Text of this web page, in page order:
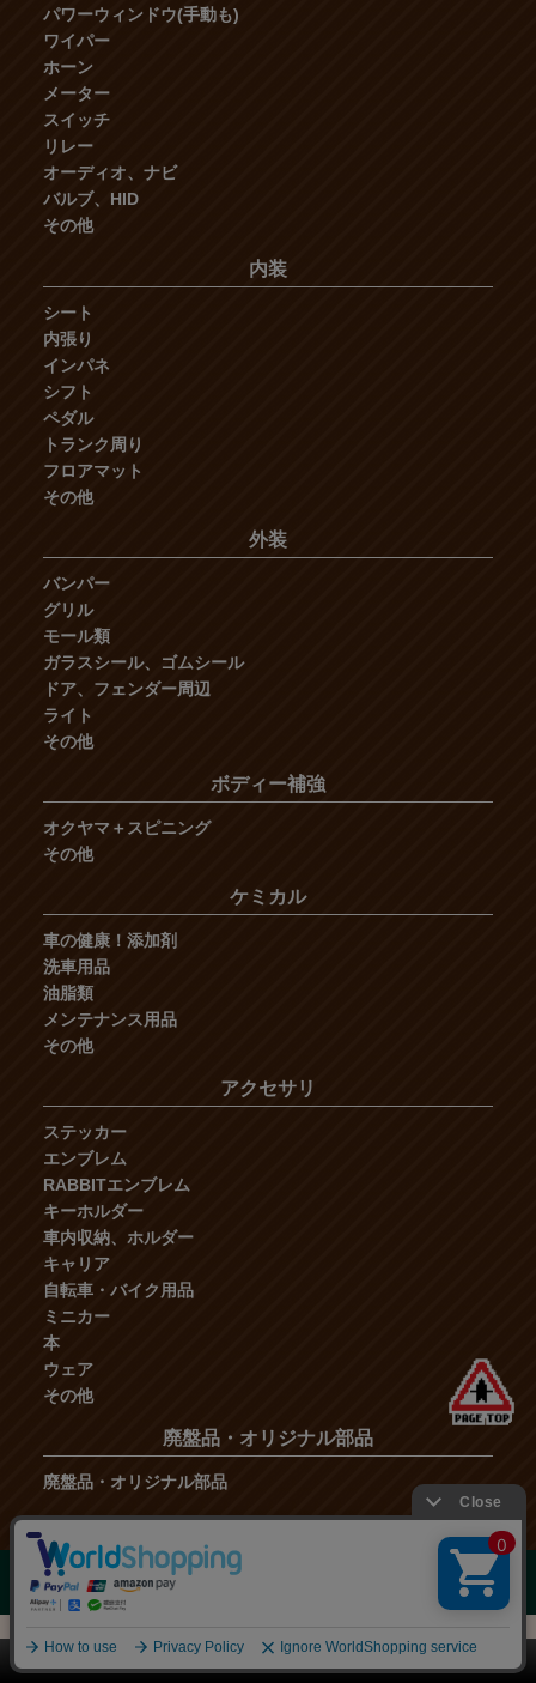
パワーウィンドウ(手動も)
ワイパー
ホーン
メーター
スイッチ
リレー
オーディオ、ナビ
バルブ、HID
その他
内装
シート
内張り
インパネ
シフト
ペダル
トランク周り
フロアマット
その他
外装
バンパー
グリル
モール類
ガラスシール、ゴムシール
ドア、フェンダー周辺
ライト
その他
ボディー補強
オクヤマ＋スピニング
その他
ケミカル
車の健康！添加剤
洗車用品
油脂類
メンテナンス用品
その他
アクセサリ
ステッカー
エンブレム
RABBITエンブレム
キーホルダー
車内収納、ホルダー
キャリア
自転車・バイク用品
ミニカー
本
ウェア
その他
廃盤品・オリジナル部品
廃盤品・オリジナル部品
COPYRIGHT OFFICE TANAKA ALL RIGHT RESERVED.
このページをPC用に切り替え